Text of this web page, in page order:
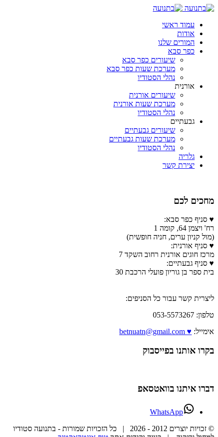
עמוד ראשי
אודות
המורים שלנו
כפר סבא
שיעורים כפר סבא
מערכת שעות כפר סבא
נהלי הסטודיו
אורנית
שיעורים אורנית
מערכת שעות אורנית
נהלי הסטודיו
גבעתיים
שיעורים גבעתיים
מערכת שעות גבעתיים
נהלי הסטודיו
גלריה
יצירת קשר
מחכים לכם
♥ סניף כפר סבא:
רח' ויצמן 64, קומה 1
(מול קניון ערים, חניה חופשית)
♥ סניף אורנית:
מרכז חוגים אורנית רחוב השקד 7
♥ סניף גבעתיים:
בית ספר בן גוריון פועלי הרכבת 30
ליצרית קשר עבור כל הסניפים:
טלפון: 053-5573267
אימייל: ♥ betnuatn@gmail.com
בקרו אותנו בפייסבוק
דברו איתנו בוואטסאפ
WhatsApp
© זכויות יוצרים 2012 -
2026 | כל הזכויות שמורות - בתנועה סטודיו